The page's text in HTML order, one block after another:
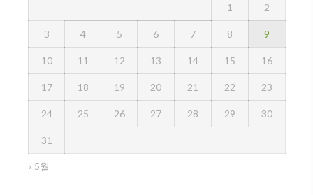
1 2
3 4 5 6 7 8 9
10 11 12 13 14 15 16
17 18 19 20 21 22 23
24 25 26 27 28 29 30
31
« 5월